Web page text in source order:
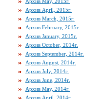
Архив April, 2015г.
Архив March, 2015г.
Архив February, 2015г.
Архив January, 2015г.
Архив October, 2014г.
Архив September, 2014г.
Архив August, 2014г.
Архив July, 2014г.
Архив June, 2014г.
Архив May, 2014г.
Архив April, 2014г.